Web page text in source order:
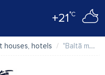
+21°C
houses, hotels "Baltā māja" Rundāles pils kalpu māja, SIA "MI"